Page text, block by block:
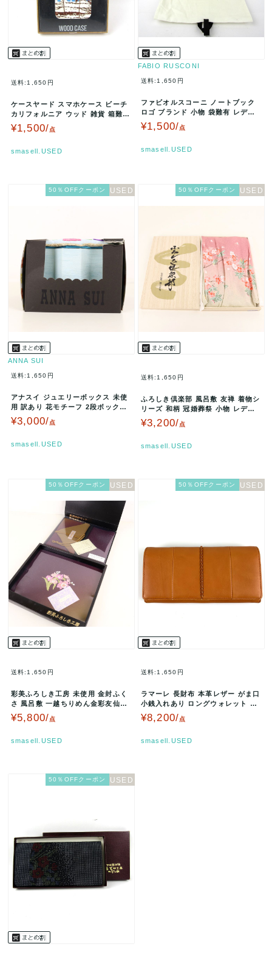
送料:1,650円
ケースヤード スマホケース ビーチ
カリフォルニア ウッド 雑貨 箱難有
レディース マルチカラー …
¥1,500/点
smasell.USED
FABIO RUSCONI
送料:1,650円
ファビオルスコーニ ノートブック
ロゴ ブランド 小物 袋難有 レディ
ース ゴールド FABIO R…
¥1,500/点
smasell.USED
50％OFFクーポン
ANNA SUI
送料:1,650円
アナスイ ジュエリーボックス 未使
用 訳あり 花モチーフ 2段ボックス
小物入れ ブランド レディー…
¥3,000/点
smasell.USED
50％OFFクーポン
送料:1,650円
ふろしき倶楽部 風呂敷 友禅 着物シ
リーズ 和柄 冠婚葬祭 小物 レディ
ース ピンク HUROSHI…
¥3,200/点
smasell.USED
50％OFFクーポン
送料:1,650円
彩美ふろしき工房 未使用 金封ふく
さ 風呂敷 一越ちりめん金彩友仙3
点揃い 冠婚葬祭 小物 レディー…
¥5,800/点
smasell.USED
50％OFFクーポン
送料:1,650円
ラマーレ 長財布 本革レザー がま口
小銭入れあり ロングウォレット レ
ディース オレンジ lama…
¥8,200/点
smasell.USED
50％OFFクーポン